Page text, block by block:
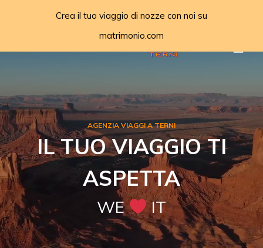
al
AGENZIA VIAGGI A TERNI
IL TUO VIAGGIO TI
ASPETTA
WE IT
Crea il tuo viaggio di nozze con noi su
matrimonio.com